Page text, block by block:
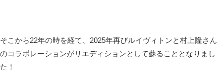
そこから22年の時を経て、2025年再びルイヴィトンと村上隆さん
のコラボレーションがリエディションとして蘇ることとなりまし
た！